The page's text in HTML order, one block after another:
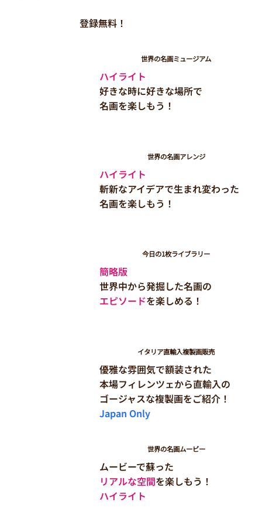
登録無料！
​世界の名画ミュージアム
ハイライト​
好きな時に好きな場所で
名画を楽しもう！
世界の名画アレンジ
​ハイライト
斬新なアイデアで生まれ変わった
名画を楽しもう！
今日の1枚ライブラリー
簡略版
世界中から発掘した名画の
エピソードを楽しめる！
イタリア直輸入複製画販売
優雅な雰囲気で額装された
本場フィレンツェから直輸入の
​ゴージャスな複製画をご紹介！
Japan Only
世界の名画ムービー
ムービーで蘇った
リアルな空間を楽しもう！
ハイライト